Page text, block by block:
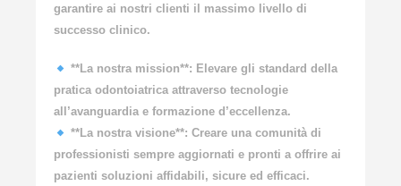
garantire ai nostri clienti il massimo livello di
successo clinico.
**La nostra mission**: Elevare gli standard della
pratica odontoiatrica attraverso tecnologie
all’avanguardia e formazione d’eccellenza.
**La nostra visione**: Creare una comunità di
professionisti sempre aggiornati e pronti a offrire ai
pazienti soluzioni affidabili, sicure ed efficaci.